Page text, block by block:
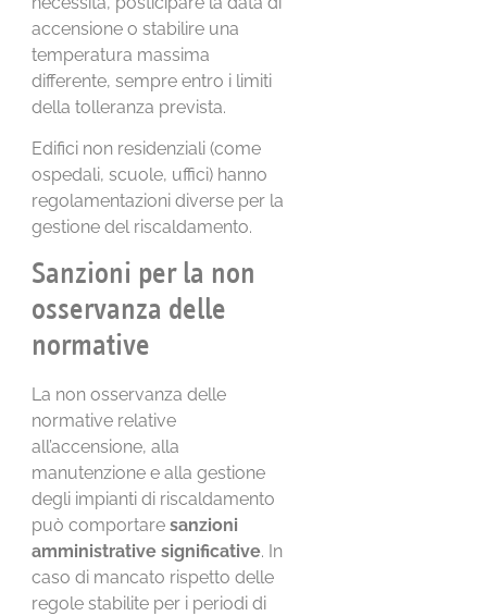
accensione o stabilire una
temperatura massima
differente, sempre entro i limiti
della tolleranza prevista.
Edifici non residenziali (come
ospedali, scuole, uffici) hanno
regolamentazioni diverse per la
gestione del riscaldamento.
Sanzioni per la non
osservanza delle
normative
La non osservanza delle
normative relative
all’accensione, alla
manutenzione e alla gestione
degli impianti di riscaldamento
può comportaresanzioni
amministrative significative. In
caso di mancato rispetto delle
regole stabilite per i periodi di